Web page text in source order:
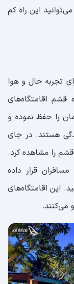
این راه کم
تجربه حال و هوا
اقامتگاه‌های
را حفظ نموده و
هستند. در جای
را مشاهده کرد.
قرار داده
این اقامتگاه‌های
می‌کنند.